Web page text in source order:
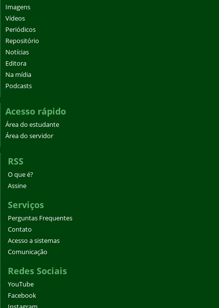
Imagens
Vídeos
Periódicos
Repositório
Notícias
Editora
Na mídia
Podcasts
Acesso rápido
Área do estudante
Área do servidor
RSS
O que é?
Assine
Serviços
Perguntas Frequentes
Contato
Acesso a sistemas
Comunicação
Redes Sociais
YouTube
Facebook